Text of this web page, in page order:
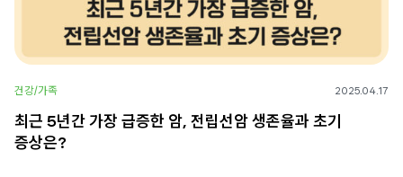
건강/가족 2025.04.17
최근 5년간 가장 급증한 암, 전립선암 생존율과 초기
증상은?